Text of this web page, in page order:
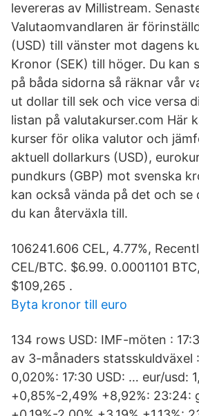
levereras av Millistream.
Valutaomvandlaren är
(USD) till vänster mot dagens
Kronor (SEK) till höger. Du kan
på båda sidorna så räknar vår
ut dollar till sek och vice versa
listan på valutakurser.com Här
kurser för olika valutor och
aktuell dollarkurs (USD),
pundkurs (GBP) mot svenska
kan också vända på det och se
du kan återväxla till.
106241.606 CEL, 4.77%,
CEL/BTC. $6.99. 0.0001101
$109,265 .
Byta kronor till euro
134 rows USD: IMF-möten :
av 3-månaders statsskuldväxel
0,020%: 17:30 USD: … eur/usd:
+0,85%-2,49% +8,92%: 23:24: